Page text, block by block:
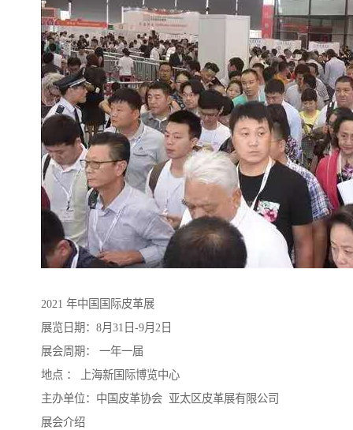
2021 年中国国际皮革展
展览日期：8月31日-9月2日
展会周期： 一年一届
地点 ： 上海新国际博览中心
主办单位：中国皮革协会 亚太区皮革展有限公司
展会介绍